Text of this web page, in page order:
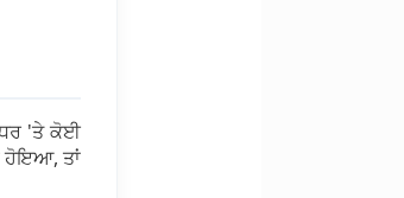
'ਤੇ ਕੋਈ
ਹੋਇਆ, ਤਾਂ